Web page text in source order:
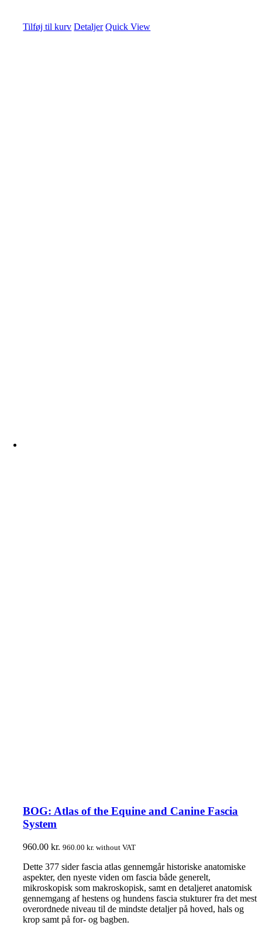
Tilføj til kurv Detaljer Quick View
BOG: Atlas of the Equine and Canine Fascia
System
960.00kr. 960.00kr. without VAT
Dette 377 sider fascia atlas gennemgår historiske anatomiske
aspekter, den nyeste viden om fascia både generelt,
mikroskopisk som makroskopisk, samt en detaljeret anatomisk
gennemgang af hestens og hundens fascia stukturer fra det mest
overordnede niveau til de mindste detaljer på hoved, hals og
krop samt på for- og bagben.